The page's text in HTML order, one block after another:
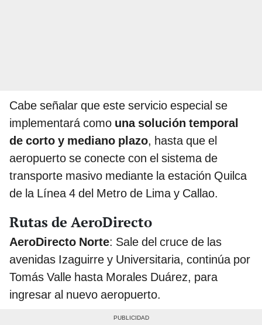
Cabe señalar que este servicio especial se
implementará como una solución temporal
de corto y mediano plazo, hasta que el
aeropuerto se conecte con el sistema de
transporte masivo mediante la estación Quilca
de la Línea 4 del Metro de Lima y Callao.
Rutas de AeroDirecto
AeroDirecto Norte: Sale del cruce de las
avenidas Izaguirre y Universitaria, continúa por
Tomás Valle hasta Morales Duárez, para
ingresar al nuevo aeropuerto.